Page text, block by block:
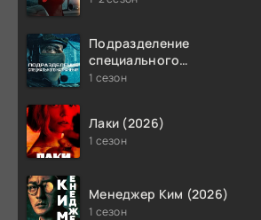
Подразделение
специального
назначения (2026)
1 сезон
Лаки (2026)
1 сезон
Менеджер Ким (2026)
1 сезон